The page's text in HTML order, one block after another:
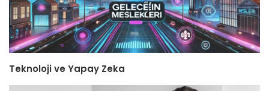
Teknoloji ve Yapay Zeka